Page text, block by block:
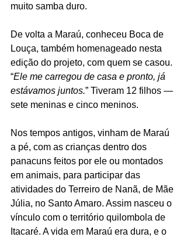
muito samba duro.
De volta a Maraú, conheceu Boca de
Louça, também homenageado nesta
edição do projeto, com quem se casou.
“Ele me carregou de casa e pronto, já
estávamos juntos.” Tiveram 12 filhos —
sete meninas e cinco meninos.
Nos tempos antigos, vinham de Maraú
a pé, com as crianças dentro dos
panacuns feitos por ele ou montados
em animais, para participar das
atividades do Terreiro de Nanã, de Mãe
Júlia, no Santo Amaro. Assim nasceu o
vínculo com o território quilombola de
Itacaré. A vida em Maraú era dura, e o